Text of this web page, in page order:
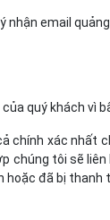
nhận email
quý khách vì
chính xác nhất
tôi sẽ
hoặc đã bị thanh